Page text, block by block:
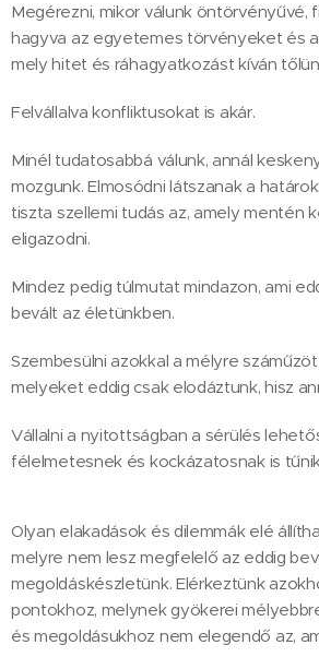
Megérezni, mikor válunk öntörvényűvé,
hagyva az egyetemes törvényeket és
mely hitet és ráhagyatkozást kíván
Felvállalva konfliktusokat is akár.
Minél tudatosabbá válunk, annál
mozgunk. Elmosódni látszanak a
tiszta szellemi tudás az, amely mentén
eligazodni.
Mindez pedig túlmutat mindazon, ami
bevált az életünkben.
Szembesülni azokkal a mélyre
melyeket eddig csak elodáztunk, hisz
Vállalni a nyitottságban a sérülés
félelmetesnek és kockázatosnak is
Olyan elakadások és dilemmák elé
melyre nem lesz megfelelő az eddig
megoldáskészletünk. Elérkeztünk
pontokhoz, melynek gyökerei
és megoldásukhoz nem elegendő az,